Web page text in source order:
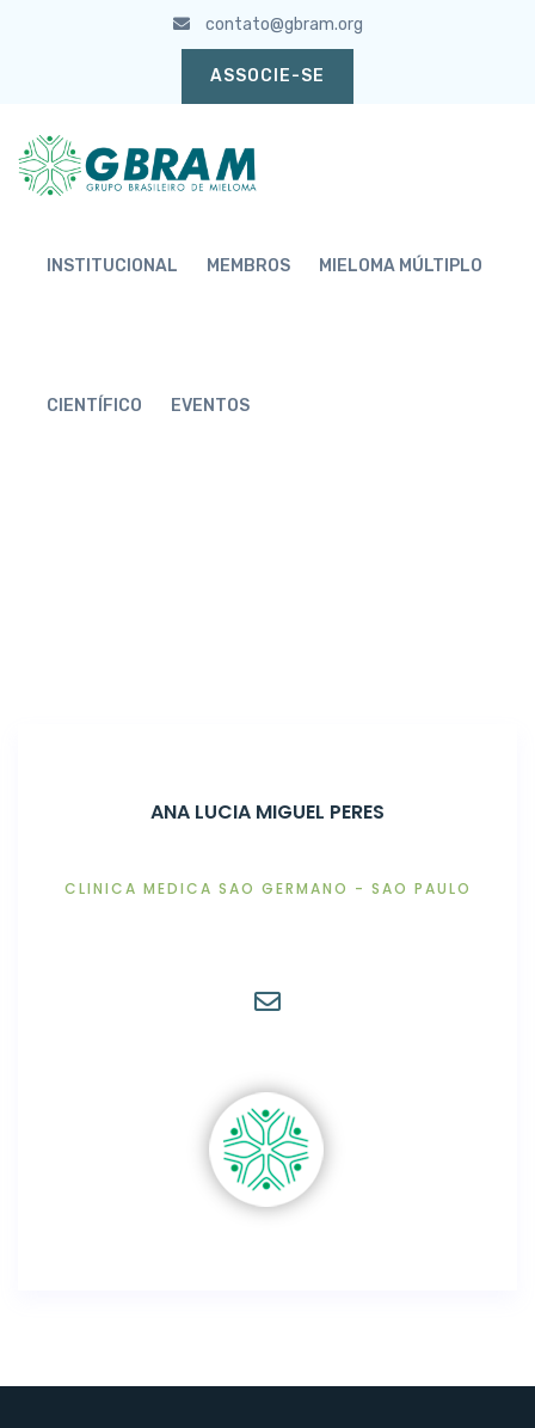
contato@gbram.org
ASSOCIE-SE
INSTITUCIONAL MEMBROS MIELOMA MÚLTIPLO
CIENTÍFICO EVENTOS
ANA LUCIA MIGUEL PERES
CLINICA MEDICA SAO GERMANO - SAO PAULO